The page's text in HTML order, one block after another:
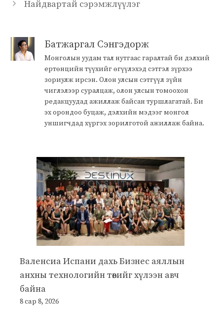
Найдвартай сэрэмжлүүлэг
Батжаргал Сэнгэдорж
Монголын уудам тал нутгаас гаралтай би дэлхий
ертөнцийн түүхийг өгүүлэхэд сэтгэл зүрхээ
зориулж ирсэн. Олон улсын сэтгүүл зүйн
чиглэлээр суралцаж, олон улсын томоохон
редакцуудад ажиллаж байсан туршлагатай. Би
эх орондоо буцаж, дэлхийн мэдээг монгол
уншигчдад хүргэх зорилготой ажиллаж байна.
Валенсиа Испани дахь Бизнес аяллын
анхны технологийн төвийг хүлээн авч
байна
8 сар 8, 2026